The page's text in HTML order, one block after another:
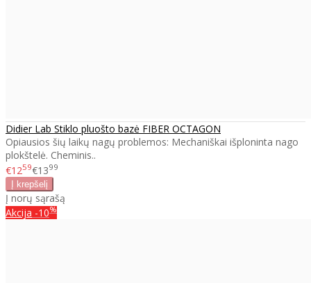
Didier Lab Stiklo pluošto bazė FIBER OCTAGON
Opiausios šių laikų nagų problemos: Mechaniškai išploninta nago
plokštelė. Cheminis..
€1259€1399
Į norų sąrašą
Akcija -10%